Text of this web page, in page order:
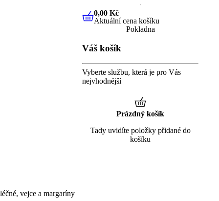
vejce a margaríny
0,00 KčAktuální cena košíku
0,00 Kč
Aktuální cena košíku
Pokladna
Váš košík
Vyberte službu, která je pro Vás
nejvhodnější
Prázdný košík
Tady uvidíte položky přidané do
košíku